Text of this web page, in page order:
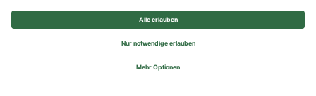
© 2026 REWE Group - All rights reserved